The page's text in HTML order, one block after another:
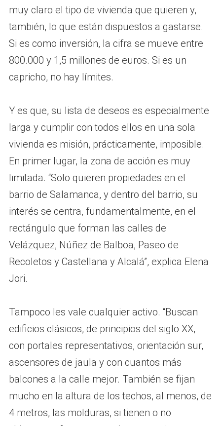
muy claro el tipo de vivienda que quieren y,
también, lo que están dispuestos a gastarse.
Si es como inversión, la cifra se mueve entre
800.000 y 1,5 millones de euros. Si es un
capricho, no hay límites.
Y es que, su lista de deseos es especialmente
larga y cumplir con todos ellos en una sola
vivienda es misión, prácticamente, imposible.
En primer lugar, la zona de acción es muy
limitada. “Solo quieren propiedades en el
barrio de Salamanca, y dentro del barrio, su
interés se centra, fundamentalmente, en el
rectángulo que forman las calles de
Velázquez, Núñez de Balboa, Paseo de
Recoletos y Castellana y Alcalá”, explica Elena
Jori.
Tampoco les vale cualquier activo. “Buscan
edificios clásicos, de principios del siglo XX,
con portales representativos, orientación sur,
ascensores de jaula y con cuantos más
balcones a la calle mejor. También se fijan
mucho en la altura de los techos, al menos, de
4 metros, las molduras, si tienen o no